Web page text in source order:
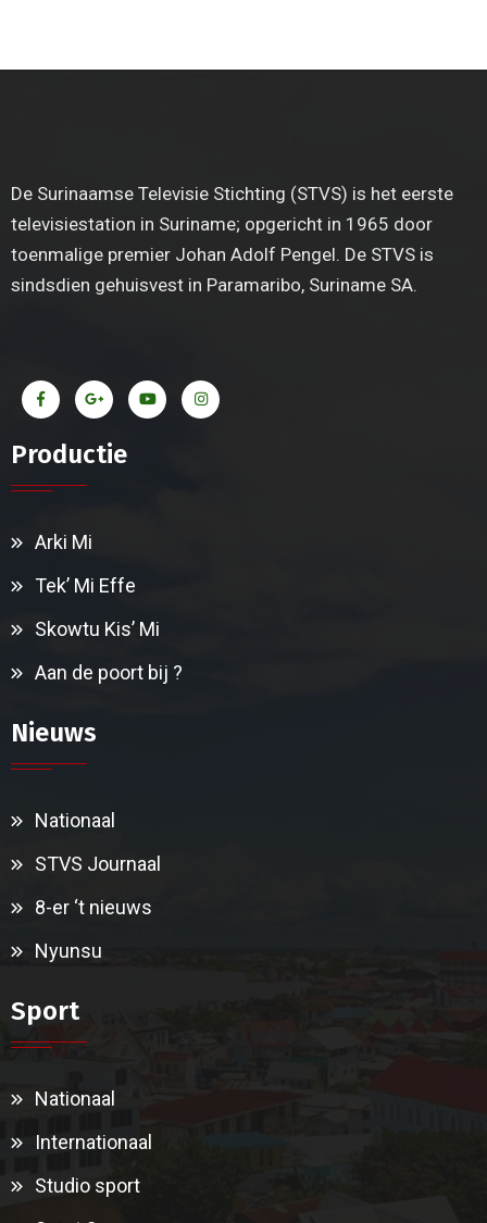
De Surinaamse Televisie Stichting (STVS) is het eerste
televisiestation in Suriname; opgericht in 1965 door
toenmalige premier Johan Adolf Pengel. De STVS is
sindsdien gehuisvest in Paramaribo, Suriname SA.
Productie
Arki Mi
Tek’ Mi Effe
Skowtu Kis’ Mi
Aan de poort bij ?
Nieuws
Nationaal
STVS Journaal
8-er ‘t nieuws
Nyunsu
Sport
Nationaal
Internationaal
Studio sport